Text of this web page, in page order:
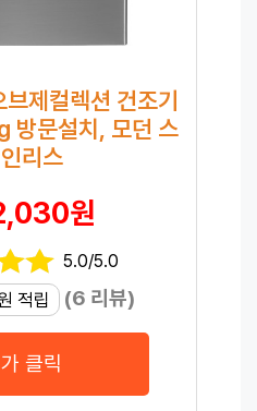
제컬렉션 건조기
방문설치, 모던 스
리스
원
5.0/5.0
적립 (6 리뷰)
클릭